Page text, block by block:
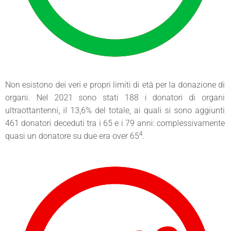
Non esistono dei veri e propri limiti di età per la donazione di
organi. Nel 2021 sono stati 188 i donatori di organi
ultraottantenni, il 13,6% del totale, ai quali si sono aggiunti
461 donatori deceduti tra i 65 e i 79 anni: complessivamente
quasi un donatore su due era over 654.